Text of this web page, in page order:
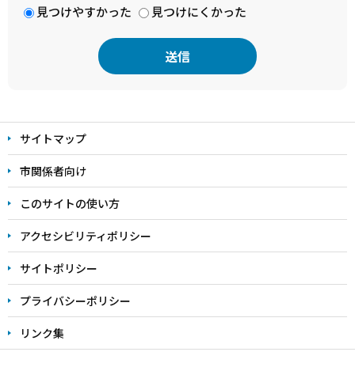
見つけやすかった
見つけにくかった
文
こ
こ
ま
で
サイトマップ
市関係者向け
このサイトの使い方
アクセシビリティポリシー
サイトポリシー
プライバシーポリシー
リンク集